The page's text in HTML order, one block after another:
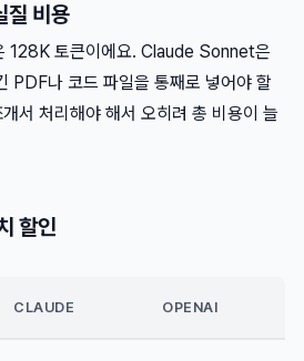
질 비용
128K 토큰이에요. Claude Sonnet은
나 코드 파일을 통째로 넣어야 할
서 처리해야 해서 오히려 총 비용이 늘
할인
CLAUDE OPENAI